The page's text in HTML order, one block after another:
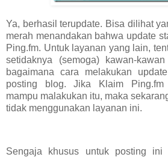
Ya, berhasil terupdate. Bisa dilihat
merah menandakan bahwa update
Ping.fm. Untuk layanan yang lain,
setidaknya (semoga) kawan-
bagaimana cara melakukan
posting blog. Jika Klaim Ping.fm
mampu malakukan itu, maka
tidak menggunakan layanan ini.
Sengaja khusus untuk posting ini